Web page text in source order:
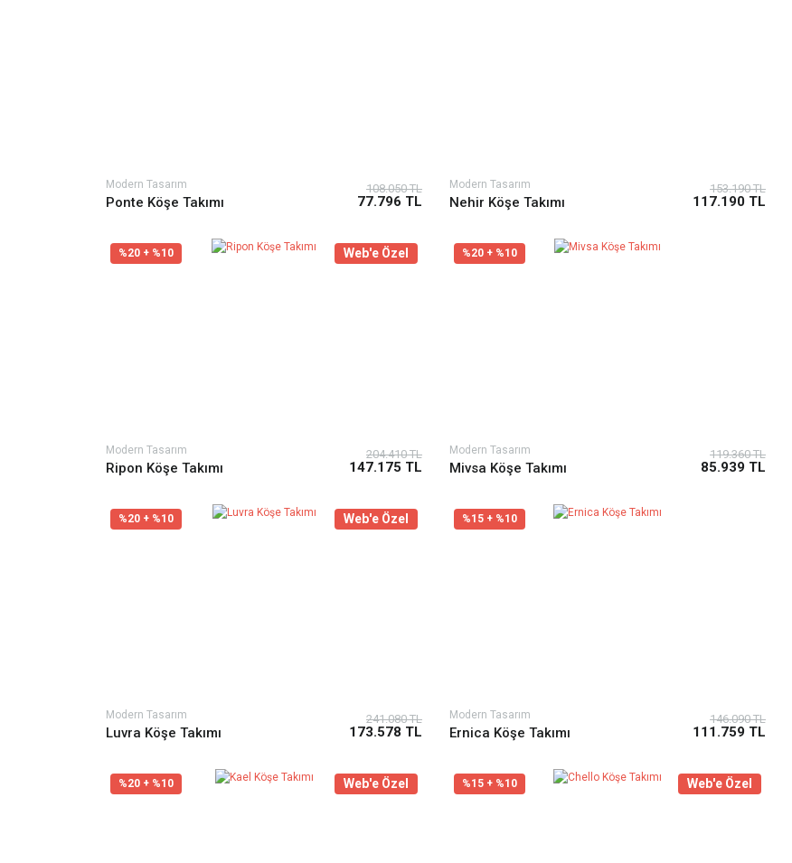
Modern Tasarım
Ponte Köşe Takımı
108.050 TL
77.796 TL
Modern Tasarım
Nehir Köşe Takımı
153.190 TL
117.190 TL
%20 + %10 Web'e Özel
Modern Tasarım
Ripon Köşe Takımı
204.410 TL
147.175 TL
%20 + %10
Modern Tasarım
Mivsa Köşe Takımı
119.360 TL
85.939 TL
%20 + %10 Web'e Özel
Modern Tasarım
Luvra Köşe Takımı
241.080 TL
173.578 TL
%15 + %10
Modern Tasarım
Ernica Köşe Takımı
146.090 TL
111.759 TL
%20 + %10 Web'e Özel %15 + %10 Web'e Özel